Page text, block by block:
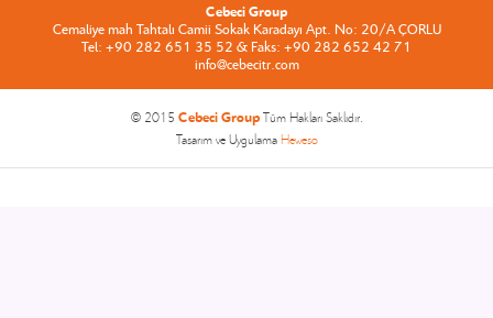
Cebeci Group
Cemaliye mah Tahtalı Camii Sokak Karadayı Apt. No: 20/A ÇORLU
Tel: +90 282 651 35 52 & Faks: +90 282 652 42 71
info@cebecitr.com
© 2015 Cebeci GroupTüm Hakları Saklıdır.
Tasarım ve Uygulama Heweso